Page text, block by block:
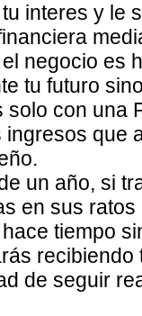
interes y le
negocio es
tu futuro
solo con una
ingresos que
un año, si
en sus
tiempo
de seguir